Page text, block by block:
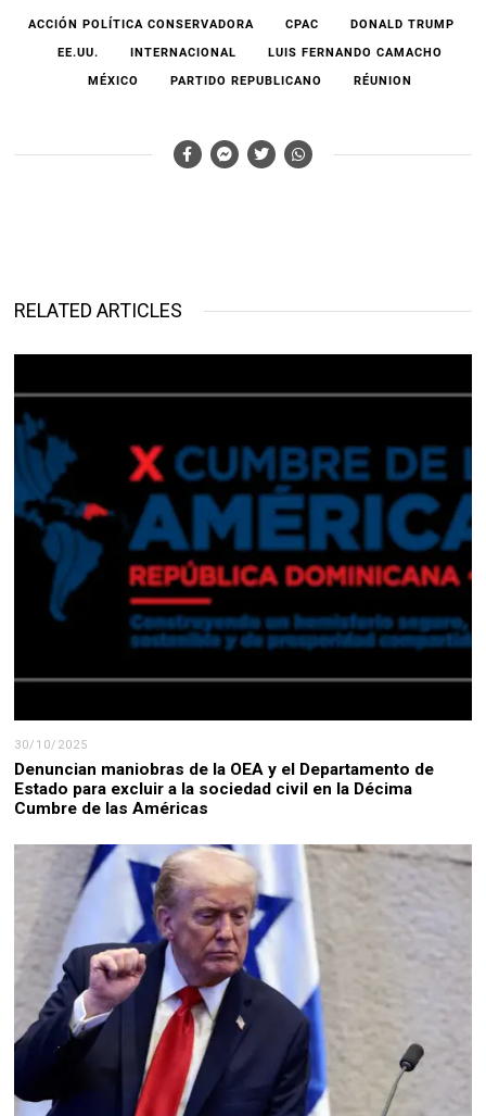
ACCIÓN POLÍTICA CONSERVADORA CPAC
DONALD TRUMP
EE.UU.
INTERNACIONAL
LUIS FERNANDO CAMACHO
MÉXICO
PARTIDO REPUBLICANO RÉUNION
RELATED ARTICLES
30/10/2025
Denuncian maniobras de la OEA y el Departamento de
Estado para excluir a la sociedad civil en la Décima
Cumbre de las Américas